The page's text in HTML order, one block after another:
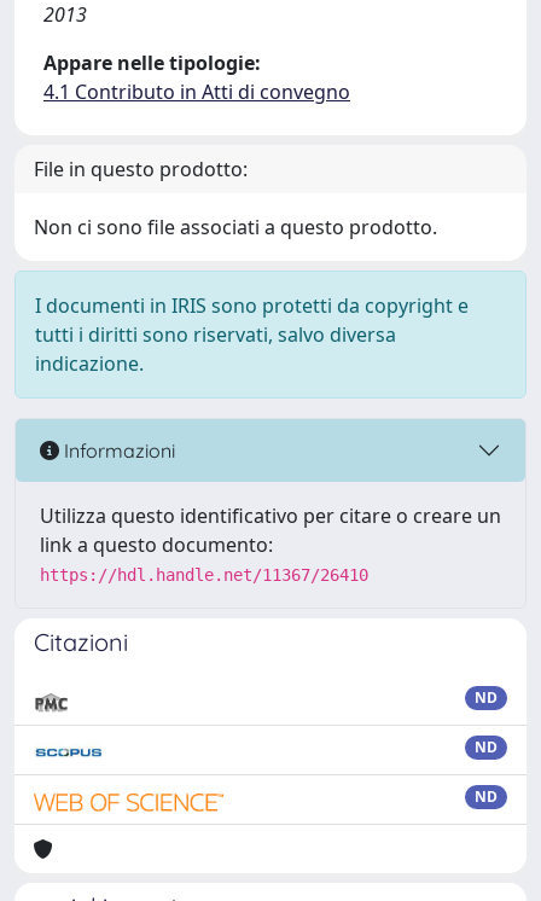
2013
Appare nelle tipologie:
4.1 Contributo in Atti di convegno
File in questo prodotto:
Non ci sono file associati a questo prodotto.
I documenti in IRIS sono protetti da copyright e
tutti i diritti sono riservati, salvo diversa
indicazione.
Informazioni
Utilizza questo identificativo per citare o creare un
link a questo documento:
https://hdl.handle.net/11367/26410
Citazioni
ND
ND
ND